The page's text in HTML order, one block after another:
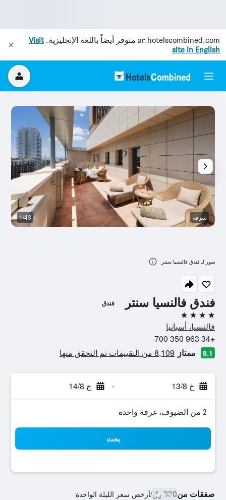
ar.hotelscombined.com متوفر أيضاً باللغة الإنجليزية.Visit
site in English
فندق فالنسيا سنتر فندق
4 نجوم
فالنسيا، أسبانيا
+34 963 350 700
8.1 ممتاز 8,109 من التقييمات تم التحقق منها
خ 13/8 - ج 14/8
2 من الضيوف، غرفة واحدة
بحث
صفقات من330 ﷼ /أرخص سعر الليلة الواحدة
شرفة 1/43
صور لـ فندق فالنسيا سنتر